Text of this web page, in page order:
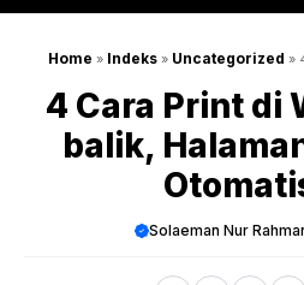
Home » Indeks » Uncategorized »
balik, Halaman Tertentu, Otomatis, dll
4 Cara Print di
balik,
Solaeman Nur